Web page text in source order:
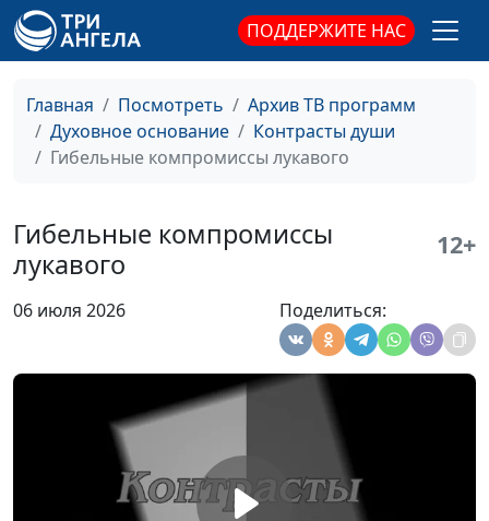
ПОДДЕРЖИТЕ НАС
Главная Посмотреть
Архив ТВ программ
Духовное основание
Контрасты души
Гибельные компромиссы лукавого
Гибельные компромиссы
лукавого
12+
06 июля 2026 Поделиться:
Странные законы
Ветхого Завета
Валерий Малышев,
Андрей Довгель,